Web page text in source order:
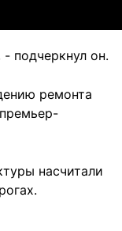
- подчеркнул он.
ремонта
насчитали